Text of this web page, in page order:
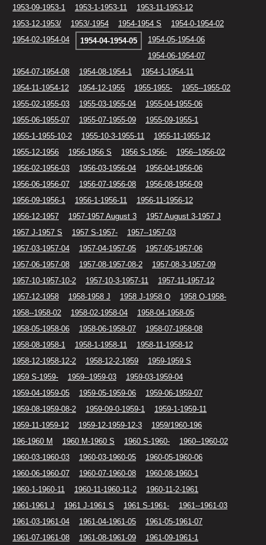
1953-09-1953-1 1953-1-1953-11
1953-11-1953-12
1953-12-1953/
1953/-1954 1954-1954 S
1954-0-1954-02
1954-02-1954-04
1954-04-1954-05
1954-05-1954-06
1954-06-1954-07
1954-07-1954-08
1954-08-1954-1
1954-1-1954-11
1954-11-1954-12
1954-12-1955 1955-1955-
1955--1955-02
1955-02-1955-03
1955-03-1955-04
1955-04-1955-06
1955-06-1955-07
1955-07-1955-09
1955-09-1955-1
1955-1-1955-10-2
1955-10-3-1955-11
1955-11-1955-12
1955-12-1956
1956-1956 S 1956 S-1956-
1956--1956-02
1956-02-1956-03
1956-03-1956-04
1956-04-1956-06
1956-06-1956-07
1956-07-1956-08
1956-08-1956-09
1956-09-1956-1
1956-1-1956-11
1956-11-1956-12
1956-12-1957
1957-1957 August 3
1957 August 3-1957 J
1957 J-1957 S
1957 S-1957-
1957--1957-03
1957-03-1957-04
1957-04-1957-05
1957-05-1957-06
1957-06-1957-08
1957-08-1957-08-2
1957-08-3-1957-09
1957-10-1957-10-2
1957-10-3-1957-11
1957-11-1957-12
1957-12-1958
1958-1958 J 1958 J-1958 O
1958 O-1958-
1958--1958-02
1958-02-1958-04
1958-04-1958-05
1958-05-1958-06
1958-06-1958-07
1958-07-1958-08
1958-08-1958-1
1958-1-1958-11
1958-11-1958-12
1958-12-1958-12-2
1958-12-2-1959
1959-1959 S
1959 S-1959-
1959--1959-03
1959-03-1959-04
1959-04-1959-05
1959-05-1959-06
1959-06-1959-07
1959-08-1959-08-2
1959-09-0-1959-1
1959-1-1959-11
1959-11-1959-12
1959-12-1959-12-3
1959/1960-196
196-1960 M
1960 M-1960 S 1960 S-1960-
1960--1960-02
1960-03-1960-03
1960-03-1960-05
1960-05-1960-06
1960-06-1960-07
1960-07-1960-08
1960-08-1960-1
1960-1-1960-11
1960-11-1960-11-2
1960-11-2-1961
1961-1961 J
1961 J-1961 S 1961 S-1961-
1961--1961-03
1961-03-1961-04
1961-04-1961-05
1961-05-1961-07
1961-07-1961-08
1961-08-1961-09
1961-09-1961-1